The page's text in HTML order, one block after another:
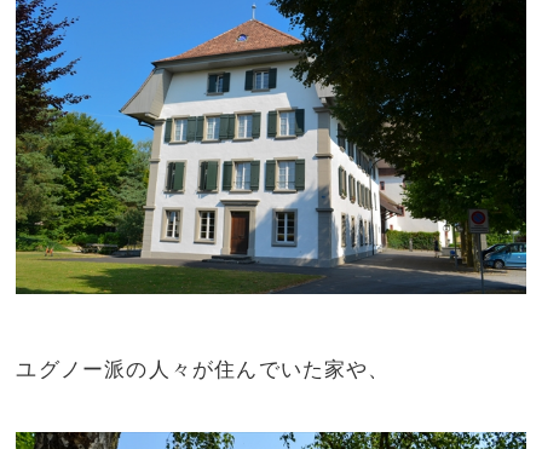
ユグノー派の人々が住んでいた家や、